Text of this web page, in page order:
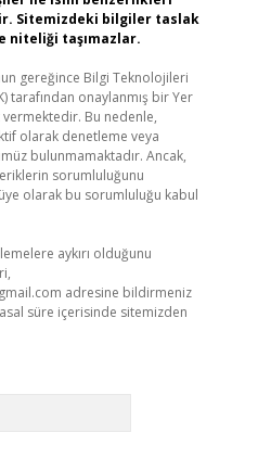
Sitemizdeki bilgiler taslak
niteliği taşımazlar.
gereğince Bilgi Teknolojileri
tarafından onaylanmış bir Yer
vermektedir. Bu nedenle,
olarak denetleme veya
bulunmamaktadır. Ancak,
sorumluluğunu
olarak bu sorumluluğu kabul
aykırı olduğunu
adresine bildirmeniz
süre içerisinde sitemizden